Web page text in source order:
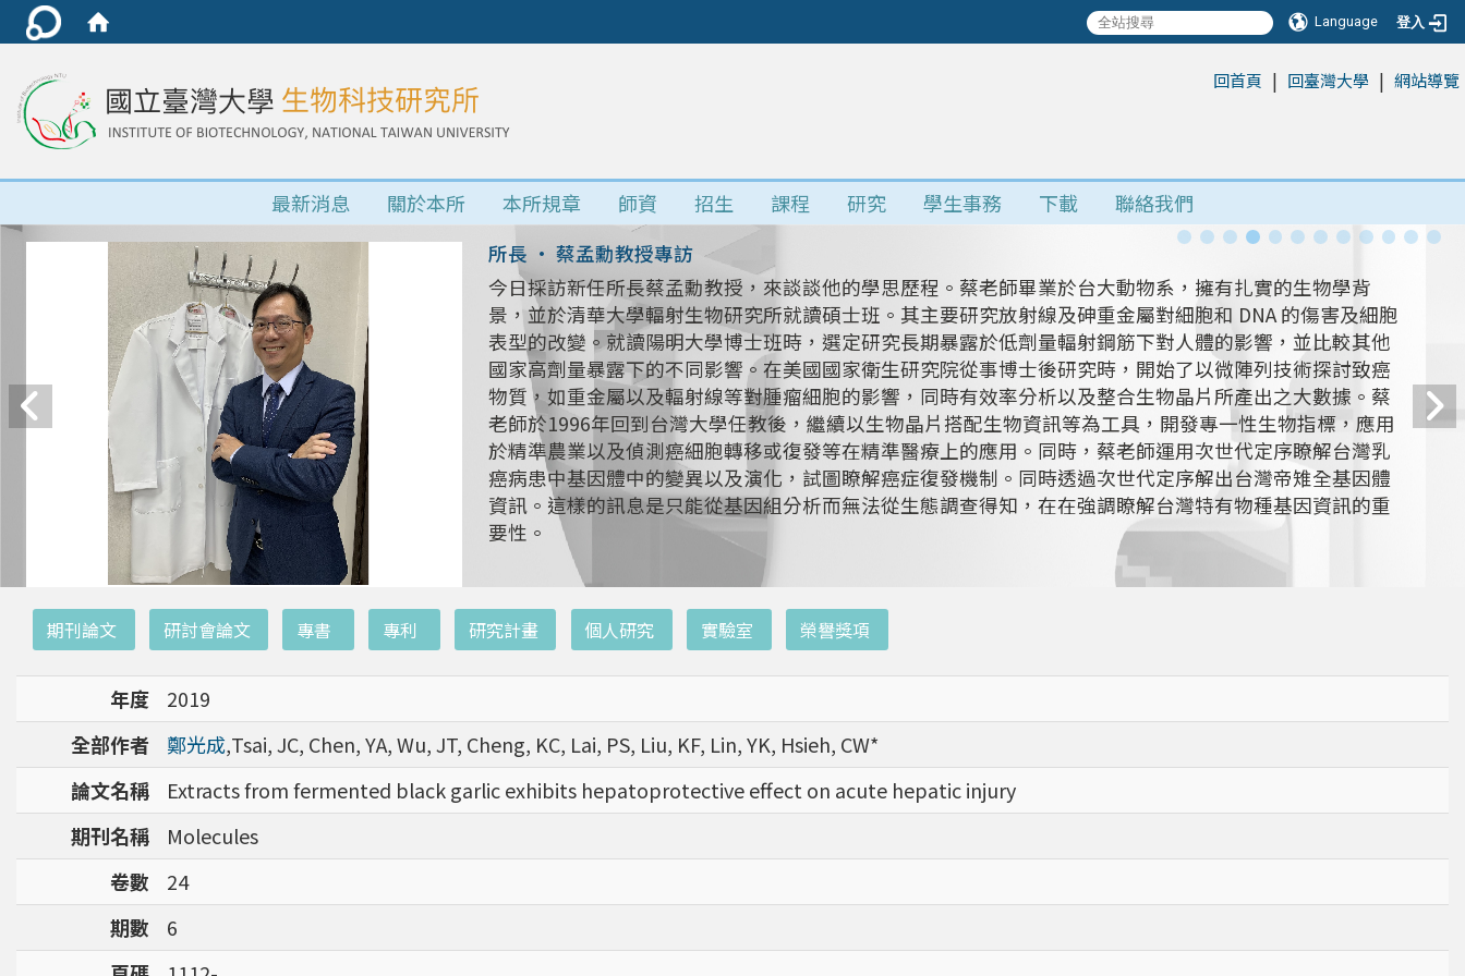
Language 登入
回首頁 | 回臺灣大學 | 網站導覽
最新消息 關於本所 本所規章 師資 招生 課程 研究 學生事務 下載 聯絡我們
所長 • 蔡孟勳教授專訪
今日採訪新任所長蔡孟勳教授，來談談他的學思歷程。蔡老師畢業於台大動物系，擁有扎實的生物學背
景，並於清華大學輻射生物研究所就讀碩士班。其主要研究放射線及砷重金屬對細胞和 DNA 的傷害及細胞
表型的改變。就讀陽明大學博士班時，選定研究長期暴露於低劑量輻射鋼筋下對人體的影響，並比較其他
國家高劑量暴露下的不同影響。在美國國家衛生研究院從事博士後研究時，開始了以微陣列技術探討致癌
物質，如重金屬以及輻射線等對腫瘤細胞的影響，同時有效率分析以及整合生物晶片所產出之大數據。蔡
老師於1996年回到台灣大學任教後，繼續以生物晶片搭配生物資訊等為工具，開發專一性生物指標，應用
於精準農業以及偵測癌細胞轉移或復發等在精準醫療上的應用。同時，蔡老師運用次世代定序瞭解台灣乳
癌病患中基因體中的變異以及演化，試圖瞭解癌症復發機制。同時透過次世代定序解出台灣帝雉全基因體
資訊。這樣的訊息是只能從基因組分析而無法從生態調查得知，在在強調瞭解台灣特有物種基因資訊的重
要性。
期刊論文 研討會論文 專書 專利 研究計畫 個人研究 實驗室 榮譽獎項
年度
2019
全部作者
鄭光成,Tsai, JC, Chen, YA, Wu, JT, Cheng, KC, Lai, PS, Liu, KF, Lin, YK, Hsieh, CW*
論文名稱
Extracts from fermented black garlic exhibits hepatoprotective effect on acute hepatic injury
期刊名稱
Molecules
卷數
24
期數
6